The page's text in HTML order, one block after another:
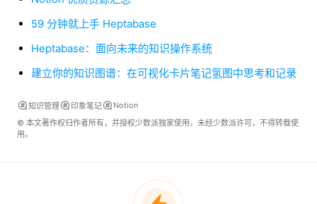
59 分钟就上手 Heptabase
Heptabase：面向未来的知识操作系统
建立你的知识图谱：在可视化卡片笔记氢图中思考和记录
知识管理 印象笔记
Notion
© 本文著作权归作者所有，并授权少数派独家使用，未经少数派许可，不得转载使
用。